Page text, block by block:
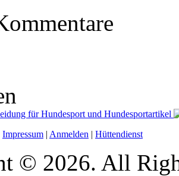
Impressum | Anmelden | Hüttendienst
© 2026. All